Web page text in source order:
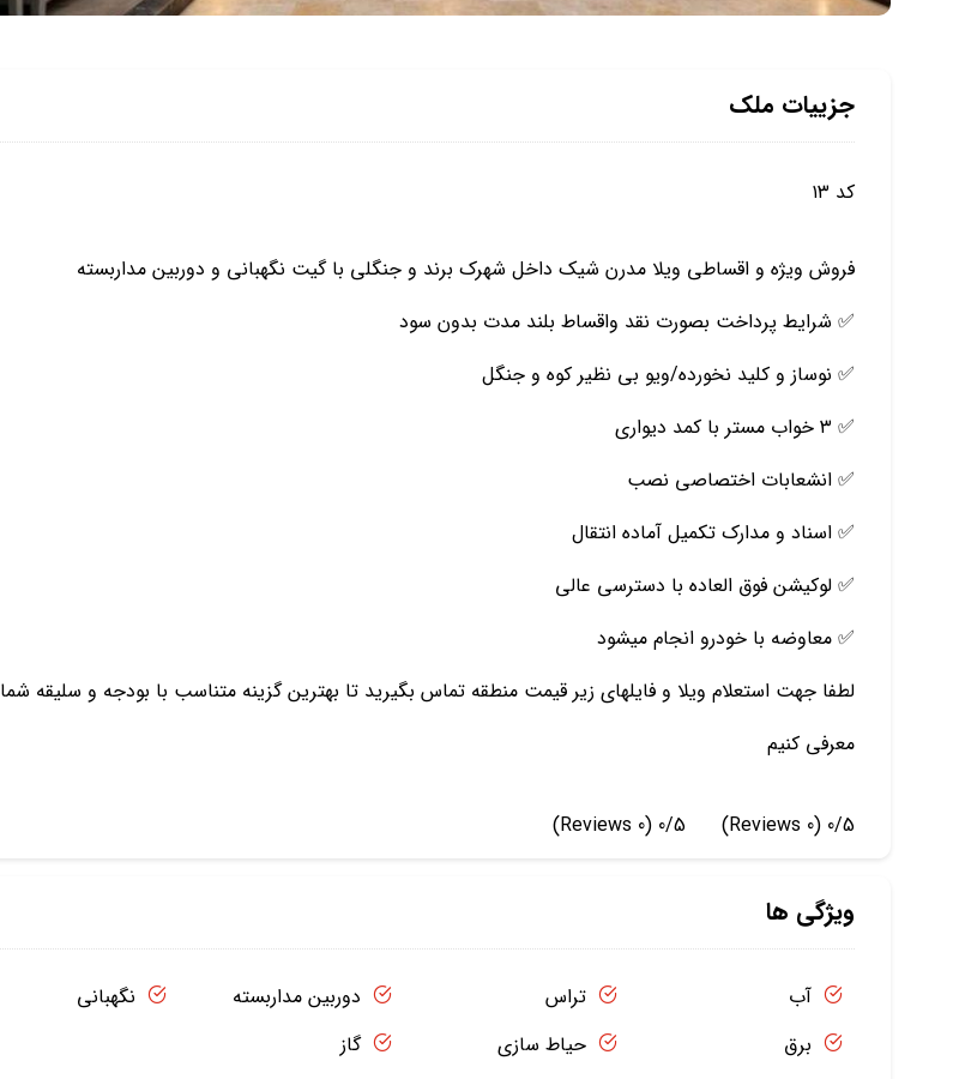
جزییات ملک
کد ۱۳
فروش ویژه و اقساطی ویلا مدرن شیک داخل شهرک برند و جنگلی با گیت نگهبانی و دوربین مداربسته
✅ شرایط پرداخت بصورت نقد واقساط بلند مدت بدون سود
✅ نوساز و کلید نخورده/ویو بی نظیر کوه و جنگل
✅ ۳ خواب مستر با کمد دیواری
✅ انشعابات اختصاصی نصب
✅ اسناد و مدارک تکمیل آماده انتقال
✅ لوکیشن فوق العاده با دسترسی عالی
✅ معاوضه با خودرو انجام میشود
لطفا جهت استعلام ویلا و فایلهای زیر قیمت منطقه تماس بگیرید تا بهترین گزینه متناسب با بودجه و سلیقه شما
معرفی کنیم
0/5
(0 Reviews)
0/5
(0 Reviews)
ویژگی ها
آب
برق
تراس
حیاط سازی
دوربین مداربسته
گاز
نگهبانی